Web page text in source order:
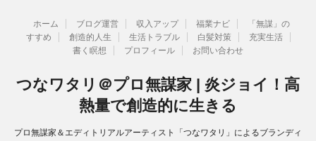
ホーム ブログ運営 収入アップ 福業ナビ
「無謀」の
すすめ
創造的人生 生活トラブル 白髪対策
充実生活
書く瞑想
プロフィール お問い合わせ
つなワタリ＠プロ無謀家 | 炎ジョイ！高
熱量で創造的に生きる
プロ無謀家＆エディトリアルアーティスト「つなワタリ」によるブランディ